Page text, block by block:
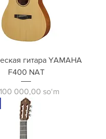
гитара YAMAHA
F400 NAT
000,00 soʻm